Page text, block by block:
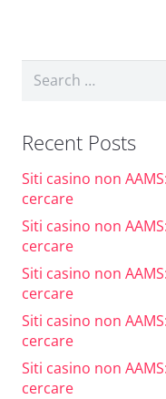
Search
Recent Posts
Siti casino non
cercare
Siti casino non
cercare
Siti casino non
cercare
Siti casino non
cercare
Siti casino non
cercare